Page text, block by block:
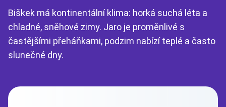
Biškek má kontinentální klima: horká suchá léta a
chladné, sněhové zimy. Jaro je proměnlivé s
častějšími přeháňkami, podzim nabízí teplé a často
slunečné dny.